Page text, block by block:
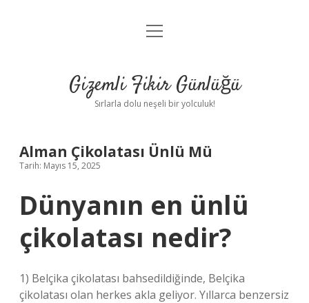
Anasayfa
Yasal Uyarı
menüyü
Gizemli Fikir Günlüğü
Sırlarla dolu neşeli bir yolculuk!
Alman Çikolatası Ünlü Mü
Tarih: Mayıs 15, 2025
Dünyanın en ünlü
çikolatası nedir?
1) Belçika çikolatası bahsedildiğinde, Belçika
çikolatası olan herkes akla geliyor. Yıllarca benzersiz